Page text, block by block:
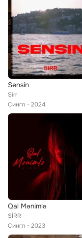
Sensin
Sirr
Сингл
2024
Qal Mənimlə
SİRR
Сингл
2023